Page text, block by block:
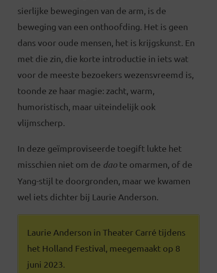
sierlijke bewegingen van de arm, is de
beweging van een onthoofding. Het is geen
dans voor oude mensen, het is krijgskunst. En
met die zin, die korte introductie in iets wat
voor de meeste bezoekers wezensvreemd is,
toonde ze haar magie: zacht, warm,
humoristisch, maar uiteindelijk ook
vlijmscherp.
In deze geïmproviseerde toegift lukte het
misschien niet om de daote omarmen, of de
Yang-stijl te doorgronden, maar we kwamen
wel iets dichter bij Laurie Anderson.
Laurie Anderson in Theater Carré tijdens
het Holland Festival, meegemaakt op 8
juni 2023.